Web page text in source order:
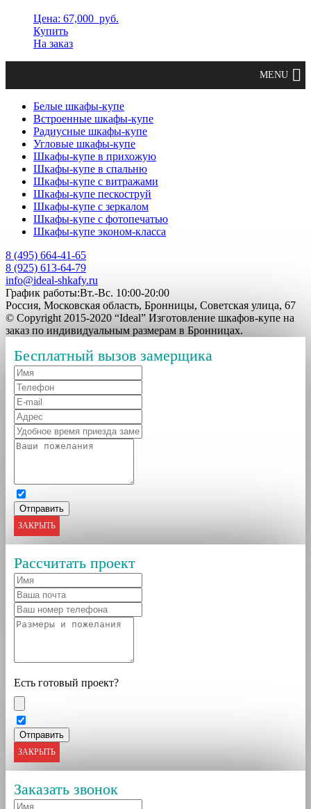
Цена: 67,000 руб.
Купить
На заказ
Белые шкафы-купе
Встроенные шкафы-купе
Радиусные шкафы-купе
Угловые шкафы-купе
Шкафы-купе в прихожую
Шкафы-купе в спальню
Шкафы-купе с витражами
Шкафы-купе пескоструй
Шкафы-купе с зеркалом
Шкафы-купе с фотопечатью
Шкафы-купе эконом-класса
8 (495) 664-41-65
8 (925) 613-64-79
info@ideal-shkafy.ru
График работы:Вт.-Вс. 10:00-20:00
Россия, Московская область, Бронницы, Советская улица, 67
© Copyright 2015-2020 “Ideal” Изготовление шкафов-купе на
заказ по индивидуальным размерам в Бронницах.
Бесплатный вызов замерщика
ЗАКРЫТЬ
Рассчитать проект
Есть готовый проект?
ЗАКРЫТЬ
Заказать звонок